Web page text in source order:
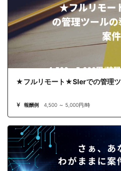
★フルリモート★SIerでの管理
報酬例 4,500 ～ 5,000円/時